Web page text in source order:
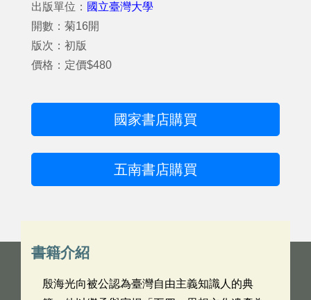
出版單位： 國立臺灣大學
開數：菊16開
版次：初版
價格：定價$480
國家書店購買
五南書店購買
書籍介紹
殷海光向被公認為臺灣自由主義知識人的典